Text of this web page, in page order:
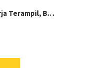
Terampil, B…